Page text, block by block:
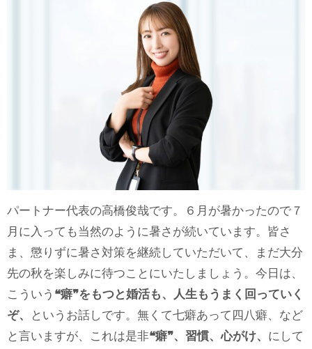
パートナー代表の高橋俊哉です。６月が暑かったので７
月に入っても当然のように暑さが続いています。皆さ
ま、懲りずに暑さ対策を継続していただいて、まだ大分
先の秋を楽しみに待つことにいたしましょう。今日は、
こういう ❝癖❞をもつと婚活も、人生もうまく回っていく
ぞ、
というお話しです。無くて七癖あって四八癖、など
と言いますが、これは是非❝癖❞、習慣、心がけ、 にして